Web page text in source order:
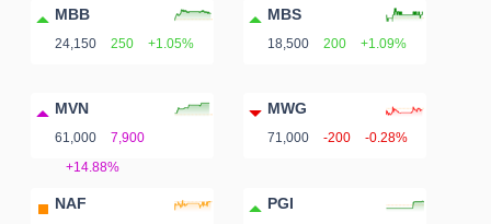
MBB
24,150 250 +1.05%
MBS
18,500 200 +1.09%
MVN
61,000
7,900
+14.88%
MWG
71,000 -200 -0.28%
NAF PGI